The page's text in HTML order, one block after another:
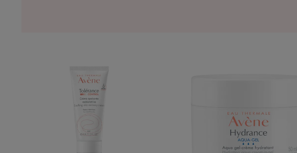
Lenitiva
Riequilibrante
Cosmetico
Idratante
(fino
a
esaurimento